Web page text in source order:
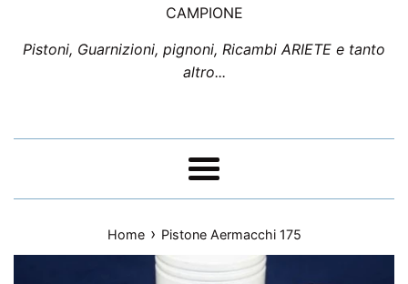
CAMPIONE
Pistoni, Guarnizioni, pignoni, Ricambi ARIETE e tanto
altro...
Menu
Home › Pistone Aermacchi 175